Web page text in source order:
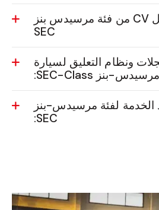
تزييت وتغليف مفصل CV من فئة مرسيدس بنز
SEC
ونظام التعليق لسيارة
مرسيدس-بنز SEC-Class:
الخدمة لفئة مرسيدس-بنز
SEC: